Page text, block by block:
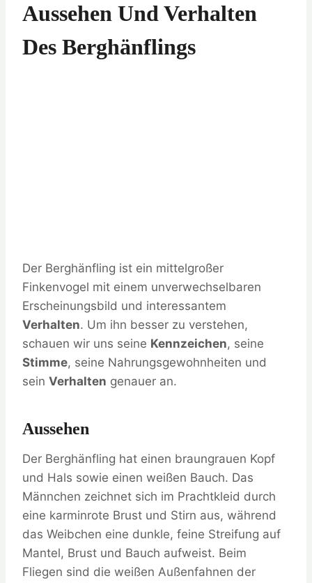
Aussehen Und Verhalten
Des Berghänflings
Der Berghänfling ist ein mittelgroßer
Finkenvogel mit einem unverwechselbaren
Erscheinungsbild und interessantem
Verhalten. Um ihn besser zu verstehen,
schauen wir uns seine Kennzeichen, seine
Stimme, seine Nahrungsgewohnheiten und
sein Verhalten genauer an.
Aussehen
Der Berghänfling hat einen braungrauen Kopf
und Hals sowie einen weißen Bauch. Das
Männchen zeichnet sich im Prachtkleid durch
eine karminrote Brust und Stirn aus, während
das Weibchen eine dunkle, feine Streifung auf
Mantel, Brust und Bauch aufweist. Beim
Fliegen sind die weißen Außenfahnen der